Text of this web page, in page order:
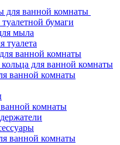
для ванной комнаты
бумаги
мыла
туалета
ванной комнаты
для ванной комнаты
ванной комнаты
комнаты
ванной комнаты